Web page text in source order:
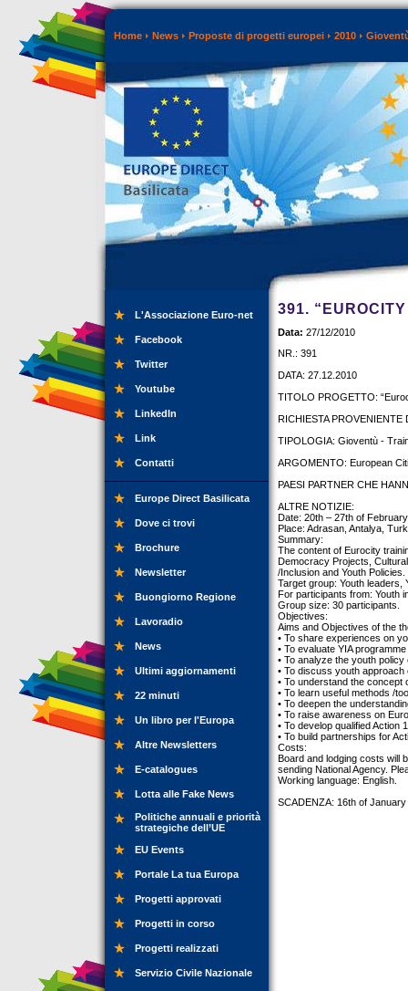
Home News Proposte di progetti europei 2010
L'Associazione Euro-net
Facebook
Twitter
Youtube
LinkedIn
Link
Contatti
Europe Direct Basilicata
Dove ci trovi
Brochure
Newsletter
Buongiorno Regione
Lavoradio
News
Ultimi aggiornamenti
22 minuti
Un libro per l'Europa
Altre Newsletters
E-catalogues
Lotta alle Fake News
Politiche annuali e priorità
strategiche dell’UE
EU Events
Portale La tua Europa
Progetti approvati
Progetti in corso
Progetti realizzati
Servizio Civile Nazionale
391.
Data: 27/12/2010
NR.: 391
DATA: 27.12.2010
TITOLO PROGETTO:
RICHIESTA
TIPOLOGIA: Gioventù -
ARGOMENTO: European
PAESI PARTNER CHE
ALTRE NOTIZIE:
Date: 20th – 27th of
Place: Adrasan, Antalya,
Summary:
The content of Eurocity
Democracy Projects,
/Inclusion and Youth Policies.
Target group: Youth leaders,
For participants from: Youth
Group size: 30 participants.
Objectives:
Aims and Objectives of the
• To share experiences on
• To evaluate YIA
• To analyze the youth
• To discuss youth
• To understand the concept
• To learn useful methods /
• To deepen the
• To raise awareness on
• To develop qualified Action
• To build partnerships for
Costs:
Board and lodging costs will
sending National Agency.
Working language: English.
SCADENZA: 16th of January